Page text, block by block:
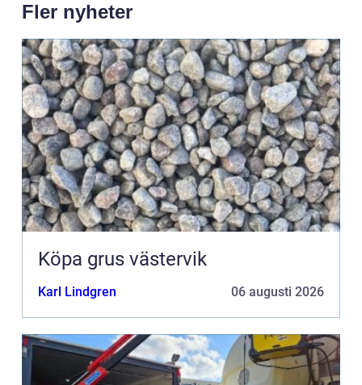
Fler nyheter
Köpa grus västervik
Karl Lindgren 06 augusti 2026